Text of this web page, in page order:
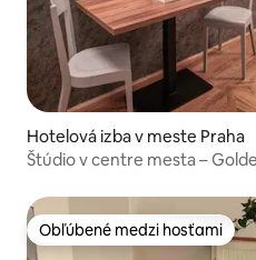
Hotelová izba v meste Praha
Štúdio v centre mesta –
Obľúbené medzi hosťami
Obľúbené medzi hosťami